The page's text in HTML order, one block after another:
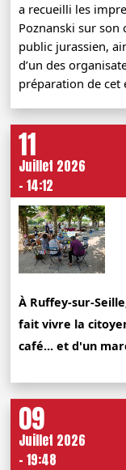
a recueilli les
Poznanski sur son
public jurassien,
d’un des
préparation de cet
11
Juillet 2026
- 14:12
À Ruffey-sur-
fait vivre la
café... et d'un
09
Juillet 2026
- 19:48